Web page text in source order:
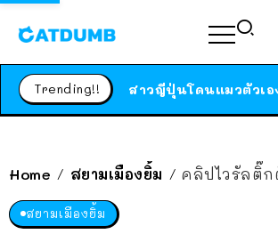
Trending!!
Home / สยามเมืองยิ้ม / คลิปไวรัลติ๊กต็อก พ่อค้าเป็นงง ลูกค้าขับ
สยามเมืองยิ้ม